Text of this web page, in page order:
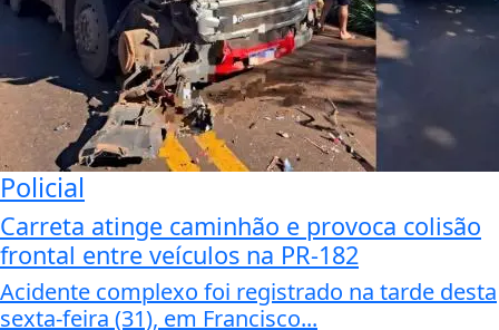
Policial
Carreta atinge caminhão e provoca colisão
frontal entre veículos na PR-182
Acidente complexo foi registrado na tarde desta
sexta-feira (31), em Francisco...